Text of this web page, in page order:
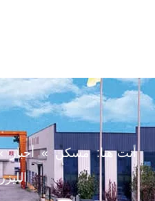
أنت هنا: مسكن » أخبار